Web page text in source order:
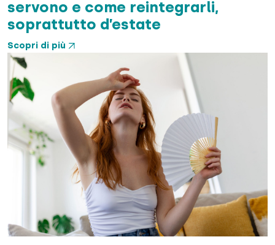
servono e come reintegrarli,
soprattutto d’estate
Scopri di più